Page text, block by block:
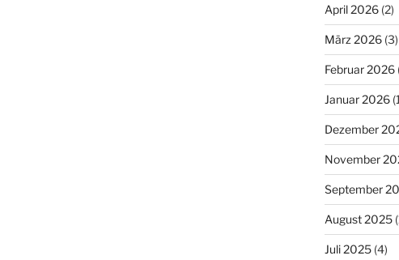
April 2026(2)
März 2026(3)
Februar 2026
Januar 2026
Dezember
November
September
August 2025
Juli 2025(4)